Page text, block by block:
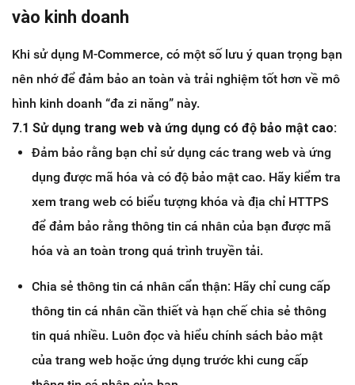
vào kinh doanh
Khi sử dụng M-Commerce, có một số lưu ý quan trọng bạn
nên nhớ để đảm bảo an toàn và trải nghiệm tốt hơn về mô
hình kinh doanh “đa zi năng” này.
7.1 Sử dụng trang web và ứng dụng có độ bảo mật cao:
Đảm bảo rằng bạn chỉ sử dụng các trang web và ứng
dụng được mã hóa và có độ bảo mật cao. Hãy kiểm tra
xem trang web có biểu tượng khóa và địa chỉ HTTPS
để đảm bảo rằng thông tin cá nhân của bạn được mã
hóa và an toàn trong quá trình truyền tải.
Chia sẻ thông tin cá nhân cẩn thận: Hãy chỉ cung cấp
thông tin cá nhân cần thiết và hạn chế chia sẻ thông
tin quá nhiều. Luôn đọc và hiểu chính sách bảo mật
của trang web hoặc ứng dụng trước khi cung cấp